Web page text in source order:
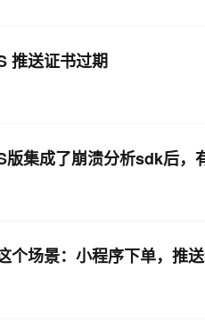
推送证书过期
集成了崩溃分析sdk后，
个场景：小程序下单，推